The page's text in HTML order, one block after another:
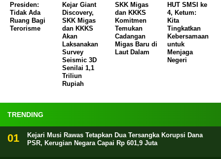
Presiden:
Tidak Ada
Ruang Bagi
Terorisme
Kejar Giant
Discovery,
SKK Migas
dan KKKS
Akan
Laksanakan
Survey
Seismic 3D
Senilai 1,1
Triliun
Rupiah
SKK Migas
dan KKKS
Komitmen
Temukan
Cadangan
Migas Baru di
Laut Dalam
HUT SMSI ke
4, Ketum:
Kita
Tingkatkan
Kebersamaan
untuk
Menjaga
Negeri
TRENDING
Kejari Musi Rawas Tetapkan Dua Tersangka Korupsi Dana
PSR, Kerugian Negara Capai Rp 601,9 Juta